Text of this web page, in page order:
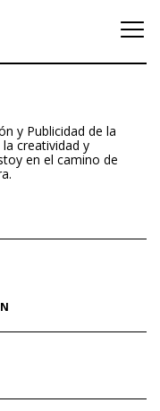
y Publicidad de la
creatividad y
en el camino de